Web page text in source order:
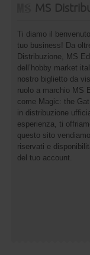
MS
Ti diamo il
tuo business! Da
Distribuzione, MS
dell’hobby market
nostro biglietto da
ruolo a marchio MS
come Magic: the
in distribuzione
esperienza, ti
questo sito
riservati e
del tuo account.